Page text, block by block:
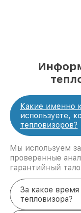
Какие именно
используете,
тепловизоров?
Мы используем
проверенные
гарантийный
За какое
тепловизора?